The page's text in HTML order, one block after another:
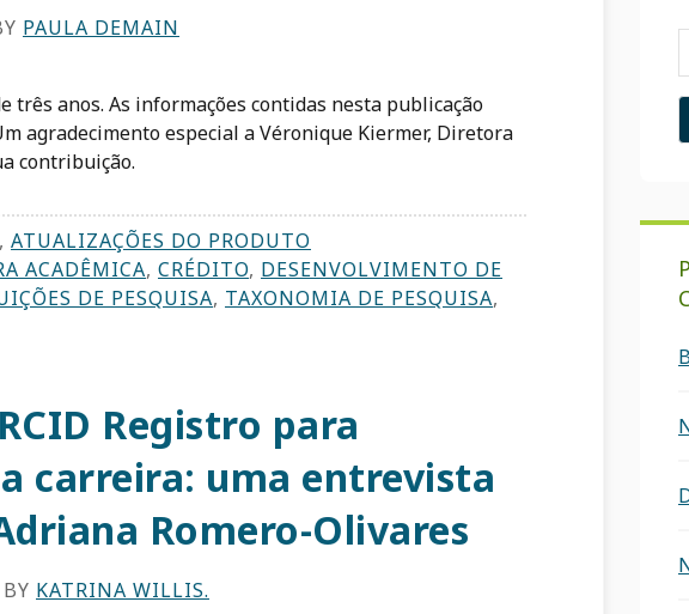
PAULA DEMAIN
três anos. As informações contidas nesta publicação
agradecimento especial a Véronique Kiermer, Diretora
contribuição.
, ATUALIZAÇÕES DO PRODUTO
ACADÊMICA, CRÉDITO, DESENVOLVIMENTO DE
DE PESQUISA, TAXONOMIA DE PESQUISA,
Registro para
carreira: uma entrevista
Romero-Olivares
BY KATRINA WILLIS.